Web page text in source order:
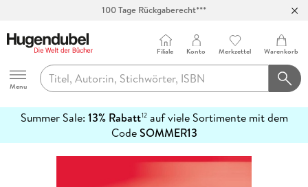
100 Tage Rückgaberecht***
Hugendubel
Menu
Filiale Konto Merkzettel Warenkorb
Summer Sale: 13% Rabatt12auf viele Sortimente mit dem
CodeSOMMER13
erfahren